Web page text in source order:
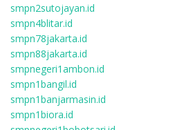
smpn2sutojayan.id
smpn4blitar.id
smpn78jakarta.id
smpn88jakarta.id
smpnegeri1ambon.id
smpn1bangil.id
smpn1banjarmasin.id
smpn1biora.id